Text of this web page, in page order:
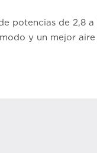
potencias de 2,8
y un mejor